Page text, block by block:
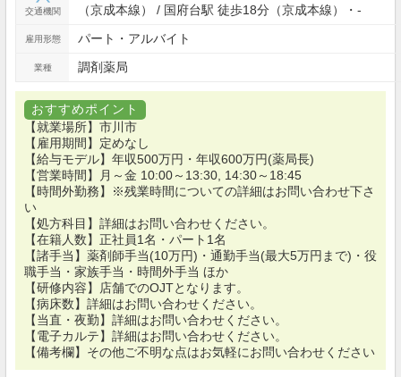
交通機関
（京成本線） / 国府台駅 徒歩18分（京成本線）・-
雇用形態 パート・アルバイト
業種 調剤薬局
おすすめポイント
【就業場所】市川市
【雇用期間】定めなし
【給与モデル】年収500万円・年収600万円(薬局長)
【営業時間】月～金 10:00～13:30, 14:30～18:45
【時間外勤務】※残業時間についての詳細はお問い合わせ下さ
い
【処方科目】詳細はお問い合わせください。
【在籍人数】正社員1名・パート1名
【諸手当】薬剤師手当(10万円)・通勤手当(最大5万円まで)・役
職手当・家族手当・時間外手当 ほか
【研修内容】店舗でのOJTとなります。
【病床数】詳細はお問い合わせください。
【当直・夜勤】詳細はお問い合わせください。
【電子カルテ】詳細はお問い合わせください。
【備考欄】その他ご不明な点はお気軽にお問い合わせください